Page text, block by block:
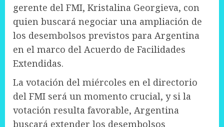
gerente del FMI, Kristalina Georgieva, con
quien buscará negociar una ampliación de
los desembolsos previstos para Argentina
en el marco del Acuerdo de Facilidades
Extendidas.
La votación del miércoles en el directorio
del FMI será un momento crucial, y si la
votación resulta favorable, Argentina
buscará extender los desembolsos